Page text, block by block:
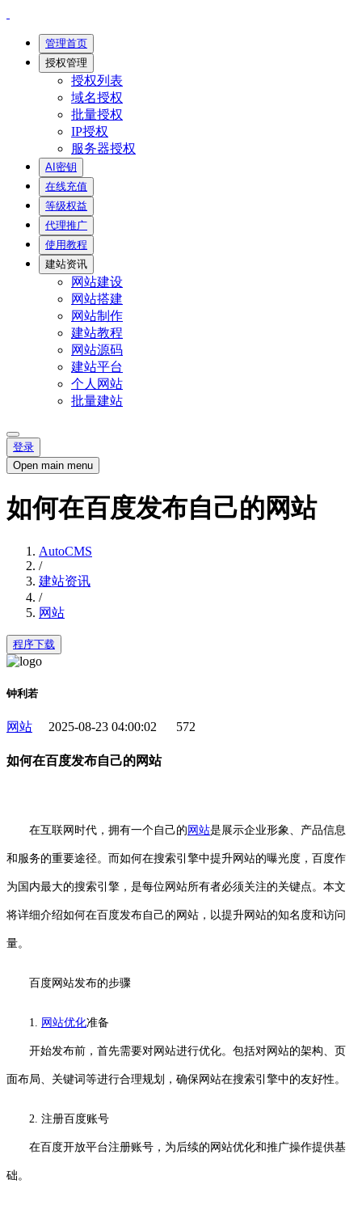
管理首页
授权管理
授权列表
域名授权
批量授权
IP授权
服务器授权
AI密钥
在线充值
等级权益
代理推广
使用教程
建站资讯
网站建设
网站搭建
网站制作
建站教程
网站源码
建站平台
个人网站
批量建站
登录
Open main menu
如何在百度发布自己的网站
AutoCMS
/
建站资讯
/
网站
程序下载
钟利若
网站 2025-08-23 04:00:02 572
如何在百度发布自己的网站
在互联网时代，拥有一个自己的 网站是展示企业形象、产品信息
和服务的重要途径。而如何在搜索引擎中提升网站的曝光度，百度作
为国内最大的搜索引擎，是每位网站所有者必须关注的关键点。本文
将详细介绍如何在百度发布自己的网站，以提升网站的知名度和访问
量。
百度网站发布的步骤
1. 网站优化准备
开始发布前，首先需要对网站进行优化。包括对网站的架构、页
面布局、关键词等进行合理规划，确保网站在搜索引擎中的友好性。
2. 注册百度账号
在百度开放平台注册账号，为后续的网站优化和推广操作提供基
础。